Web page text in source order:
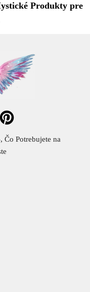
Produkty pre
Čo Potrebujete na